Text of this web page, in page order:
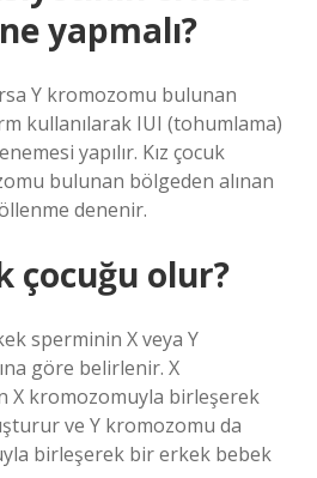
yapmalı?
Y kromozomu bulunan
kullanılarak IUI (tohumlama)
yapılır. Kız çocuk
bulunan bölgeden alınan
denenir.
çocuğu olur?
sperminin X veya Y
göre belirlenir. X
X kromozomuyla birleşerek
ve Y kromozomu da
birleşerek bir erkek bebek